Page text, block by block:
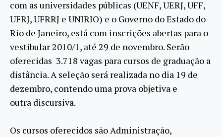
com as universidades públicas (UENF, UERJ, UFF,
UFRJ, UFRRJ e UNIRIO) e o Governo do Estado do
Rio de Janeiro, está com inscrições abertas para o
vestibular 2010/1, até 29 de novembro. Serão
oferecidas 3.718 vagas para cursos de graduação a
distância. A seleção será realizada no dia 19 de
dezembro, contendo uma prova objetiva e
outra discursiva.
Os cursos oferecidos são Administração,